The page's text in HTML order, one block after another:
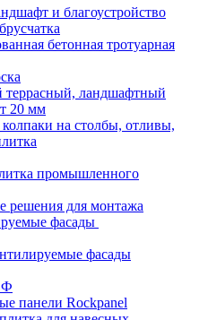
и благоустройство
бетонная тротуарная
ландшафтный
20 мм
на столбы, отливы,
промышленного
решения для монтажа
фасады
фасады
панели Rockpanel